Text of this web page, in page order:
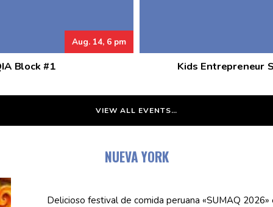
Aug. 14, 6 pm
Block #1 Kids Entrepreneur
VIEW ALL EVENTS…
NUEVA YORK
Delicioso festival de comida peruana «SUMAQ